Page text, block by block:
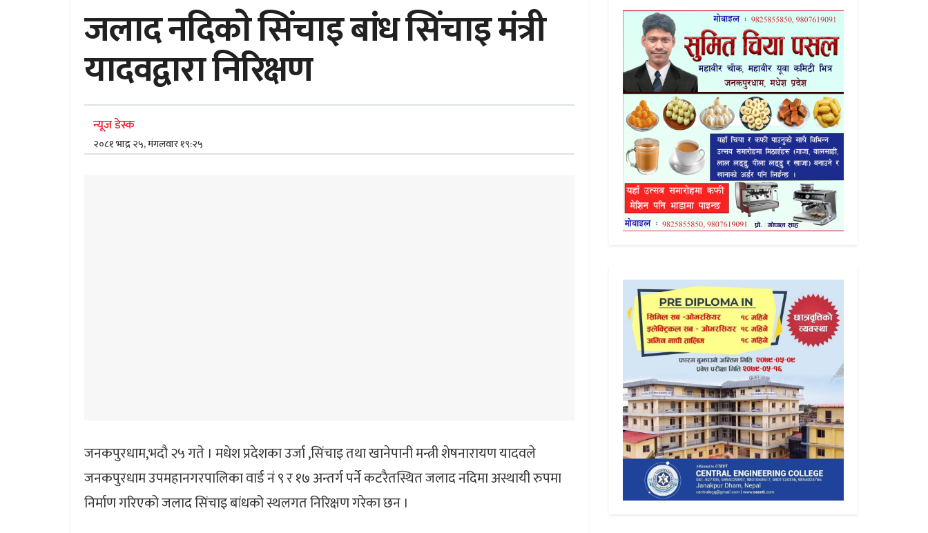
जलाद नदिकाे सिंचाइ बांध सिंचाइ मंत्री
यादवद्वारा निरिक्षण
न्यूज डेस्क
२०८१ भाद्र २५, मंगलवार १९:२५
जनकपुरधाम,भदौ २५ गते । मधेश प्रदेशका उर्जा ,सिंचाइ तथा खानेपानी मन्त्री शेषनारायण यादवले
जनकपुरधाम उपमहानगरपालिका वार्ड नं ९ र १७ अन्तर्ग पर्ने कटरैतस्थित जलाद नदिमा अस्थायी रुपमा
निर्माण गरिएको जलाद सिंचाइ बांधको स्थलगत निरिक्षण गरेका छन ।